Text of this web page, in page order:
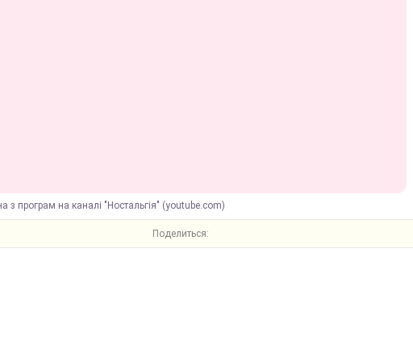
з програм на каналі "Ностальгія" (youtube.com)
Поделиться: